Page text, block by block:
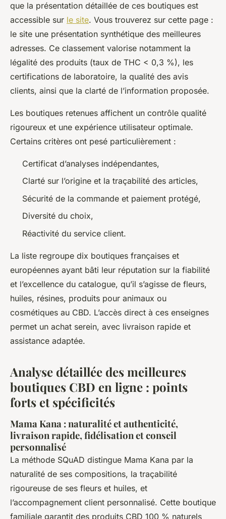
que la présentation détaillée de ces boutiques est
accessible sur le site. Vous trouverez sur cette page :
le site une présentation synthétique des meilleures
adresses. Ce classement valorise notamment la
légalité des produits (taux de THC < 0,3 %), les
certifications de laboratoire, la qualité des avis
clients, ainsi que la clarté de l’information proposée.
Les boutiques retenues affichent un contrôle qualité
rigoureux et une expérience utilisateur optimale.
Certains critères ont pesé particulièrement :
Certificat d’analyses indépendantes,
Clarté sur l’origine et la traçabilité des articles,
Sécurité de la commande et paiement protégé,
Diversité du choix,
Réactivité du service client.
La liste regroupe dix boutiques françaises et
européennes ayant bâti leur réputation sur la fiabilité
et l’excellence du catalogue, qu’il s’agisse de fleurs,
huiles, résines, produits pour animaux ou
cosmétiques au CBD. L’accès direct à ces enseignes
permet un achat serein, avec livraison rapide et
assistance adaptée.
Analyse détaillée des meilleures
boutiques CBD en ligne : points
forts et spécificités
Mama Kana : naturalité et authenticité,
livraison rapide, fidélisation et conseil
personnalisé
La méthode SQuAD distingue Mama Kana par la
naturalité de ses compositions, la traçabilité
rigoureuse de ses fleurs et huiles, et
l’accompagnement client personnalisé. Cette boutique
familiale garantit des produits CBD 100 % naturels